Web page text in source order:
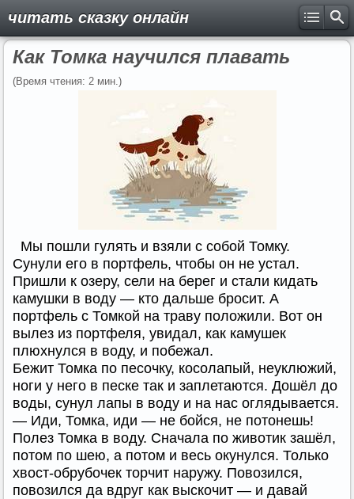
читать сказку онлайн
Как Томка научился плавать
(Время чтения: 2 мин.)
Мы пошли гулять и взяли с собой Томку.
Сунули его в портфель, чтобы он не устал.
Пришли к озеру, сели на берег и стали кидать
камушки в воду — кто дальше бросит. А
портфель с Томкой на траву положили. Вот он
вылез из портфеля, увидал, как камушек
плюхнулся в воду, и побежал.
Бежит Томка по песочку, косолапый, неуклюжий,
ноги у него в песке так и заплетаются. Дошёл до
воды, сунул лапы в воду и на нас оглядывается.
— Иди, Томка, иди — не бойся, не потонешь!
Полез Томка в воду. Сначала по животик зашёл,
потом по шею, а потом и весь окунулся. Только
хвост-обрубочек торчит наружу. Повозился,
повозился да вдруг как выскочит — и давай